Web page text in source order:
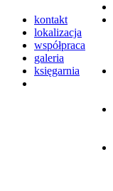
kontakt
lokalizacja
współpraca
galeria
księgarnia